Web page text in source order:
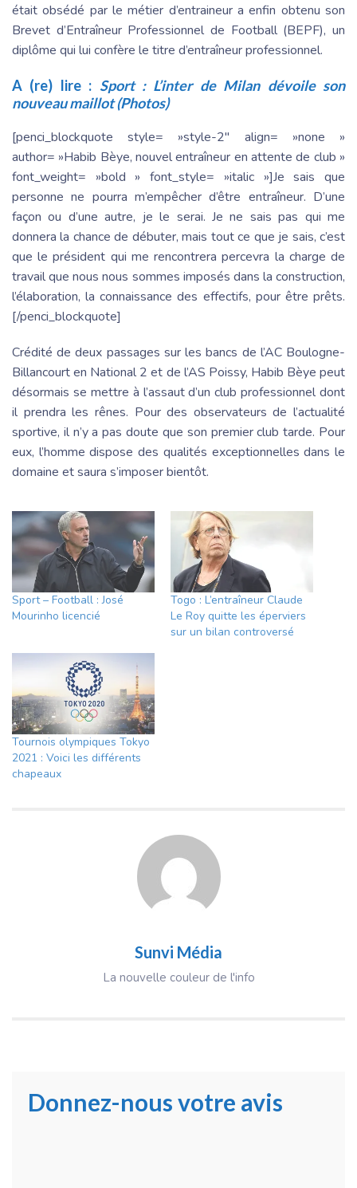
était obsédé par le métier d’entraineur a enfin obtenu son
Brevet d’Entraîneur Professionnel de Football (BEPF), un
diplôme qui lui confère le titre d’entraîneur professionnel.
A (re) lire : Sport : L’inter de Milan dévoile son
nouveau maillot (Photos)
[penci_blockquote style= »style-2″ align= »none »
author= »Habib Bèye, nouvel entraîneur en attente de club »
font_weight= »bold » font_style= »italic »]Je sais que
personne ne pourra m’empêcher d’être entraîneur. D’une
façon ou d’une autre, je le serai. Je ne sais pas qui me
donnera la chance de débuter, mais tout ce que je sais, c’est
que le président qui me rencontrera percevra la charge de
travail que nous nous sommes imposés dans la construction,
l’élaboration, la connaissance des effectifs, pour être prêts.
[/penci_blockquote]
Crédité de deux passages sur les bancs de l’AC Boulogne-
Billancourt en National 2 et de l’AS Poissy, Habib Bèye peut
désormais se mettre à l’assaut d’un club professionnel dont
il prendra les rênes. Pour des observateurs de l’actualité
sportive, il n’y a pas doute que son premier club tarde. Pour
eux, l’homme dispose des qualités exceptionnelles dans le
domaine et saura s’imposer bientôt.
Sport – Football : José
Mourinho licencié
Togo : L’entraîneur Claude
Le Roy quitte les éperviers
sur un bilan controversé
Tournois olympiques Tokyo
2021 : Voici les différents
chapeaux
Sunvi Média
La nouvelle couleur de l'info
Donnez-nous votre avis